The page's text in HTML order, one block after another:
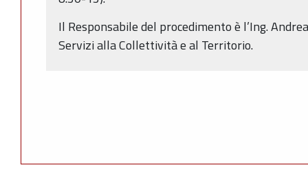
Il Responsabile del procedimento è l’Ing.
Servizi alla Collettività e al Territorio.